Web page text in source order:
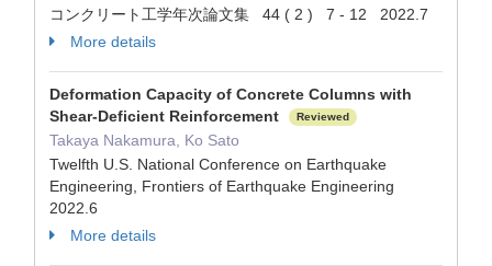
コンクリート工学年次論文集 44 ( 2 ) 7 - 12 2022.7
More details
Deformation Capacity of Concrete Columns with
Shear-Deficient Reinforcement
Reviewed
Takaya Nakamura, Ko Sato
Twelfth U.S. National Conference on Earthquake
Engineering, Frontiers of Earthquake Engineering
2022.6
More details